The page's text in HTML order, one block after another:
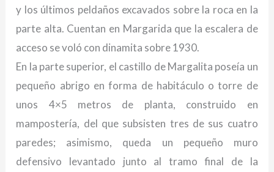
y los últimos peldaños excavados sobre la roca en la
parte alta. Cuentan en Margarida que la escalera de
acceso se voló con dinamita sobre 1930.
En la parte superior, el castillo de Margalita poseía un
pequeño abrigo en forma de habitáculo o torre de
unos 4×5 metros de planta, construido en
mampostería, del que subsisten tres de sus cuatro
paredes; asimismo, queda un pequeño muro
defensivo levantado junto al tramo final de la